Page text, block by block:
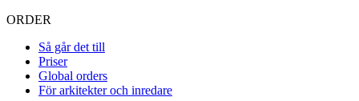
ORDER
Så går det till
Priser
Global orders
För arkitekter och inredare